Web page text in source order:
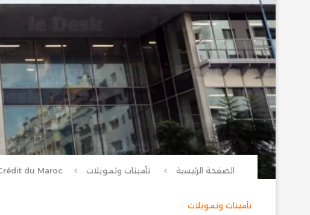
الصفحة الرئيسية تأمينات وتمويلات
تأمينات وتمويلات